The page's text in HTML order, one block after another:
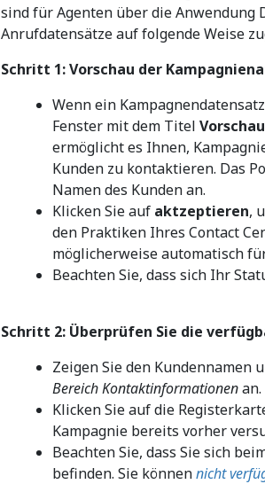
sind für Agenten über die Anwendung
Anrufdatensätze auf folgende Weise
Schritt 1: Vorschau der
Wenn ein
Fenster mit dem Titel Vorschau
ermöglicht es Ihnen,
Kunden zu kontaktieren. Das
Namen des Kunden an.
Klicken Sie auf aktzeptieren,
den Praktiken Ihres Contact
möglicherweise automatisch
Beachten Sie, dass sich Ihr
Schritt 2: Überprüfen Sie die
Zeigen Sie den Kundennamen
Bereich Kontaktinformationenan.
Klicken Sie auf die
Kampagnie bereits vorher
Beachten Sie, dass Sie sich
befinden. Sie könnennicht